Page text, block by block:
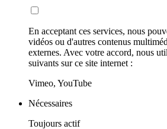
En acceptant ces services, nous
vidéos ou d'autres contenus
externes. Avec votre accord, nous
suivants sur ce site internet :
Vimeo, YouTube
Nécessaires
Toujours actif